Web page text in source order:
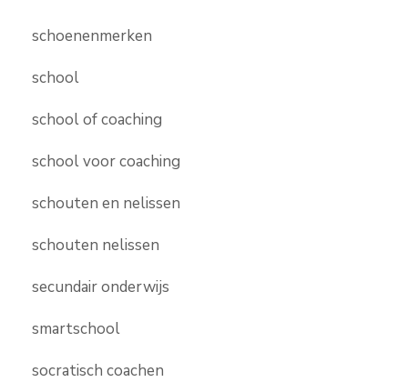
schoenenmerken
school
school of coaching
school voor coaching
schouten en nelissen
schouten nelissen
secundair onderwijs
smartschool
socratisch coachen